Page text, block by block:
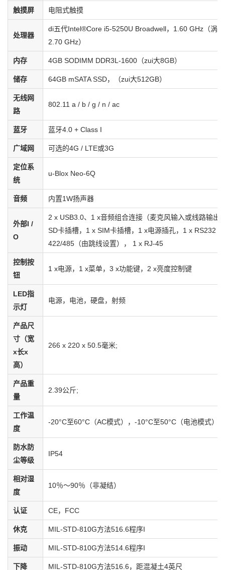
触摸屏 电阻式触摸
处理器
di五代Intel®Core i5-5250U Broadwell，1.60 GHz（涡
2.70 GHz）
内存 4GB SODIMM DDR3L-1600（zui大8GB）
储存 64GB mSATA SSD，（zui大512GB）
无线网
路
802.11 a / b / g / n / ac
蓝牙 蓝牙4.0 + Class I
广域网 可选的4G / LTE或3G
定位系
统
u-Blox Neo-6Q
音频 内置1W扬声器
外部I /
O
2 x USB3.0、1 x音频组合连接（麦克风输入或线路输出
SD卡插槽，1 x SIM卡插槽，1 x电源插孔，1 x RS232 /
422/485（由跳线设置）， 1 x RJ-45
控制按
钮
1 x电源，1 x菜单，3 x功能键，2 x亮度控制键
LED指
示灯
电源，电池，硬盘，射频
产品尺
寸（宽
x长x
高）
266 x 220 x 50.5毫米;
产品重
量
2.39公斤;
工作温
度
-20°C至60°C（AC模式），-10°C至50°C（电池模式）
防水防
尘等级
IP54
相对湿
度
10％〜90％（非凝结）
认证 CE，FCC
休克 MIL-STD-810G方法516.6程序I
振动 MIL-STD-810G方法514.6程序I
下降 MIL-STD-810G方法516.6，距混凝土4英尺